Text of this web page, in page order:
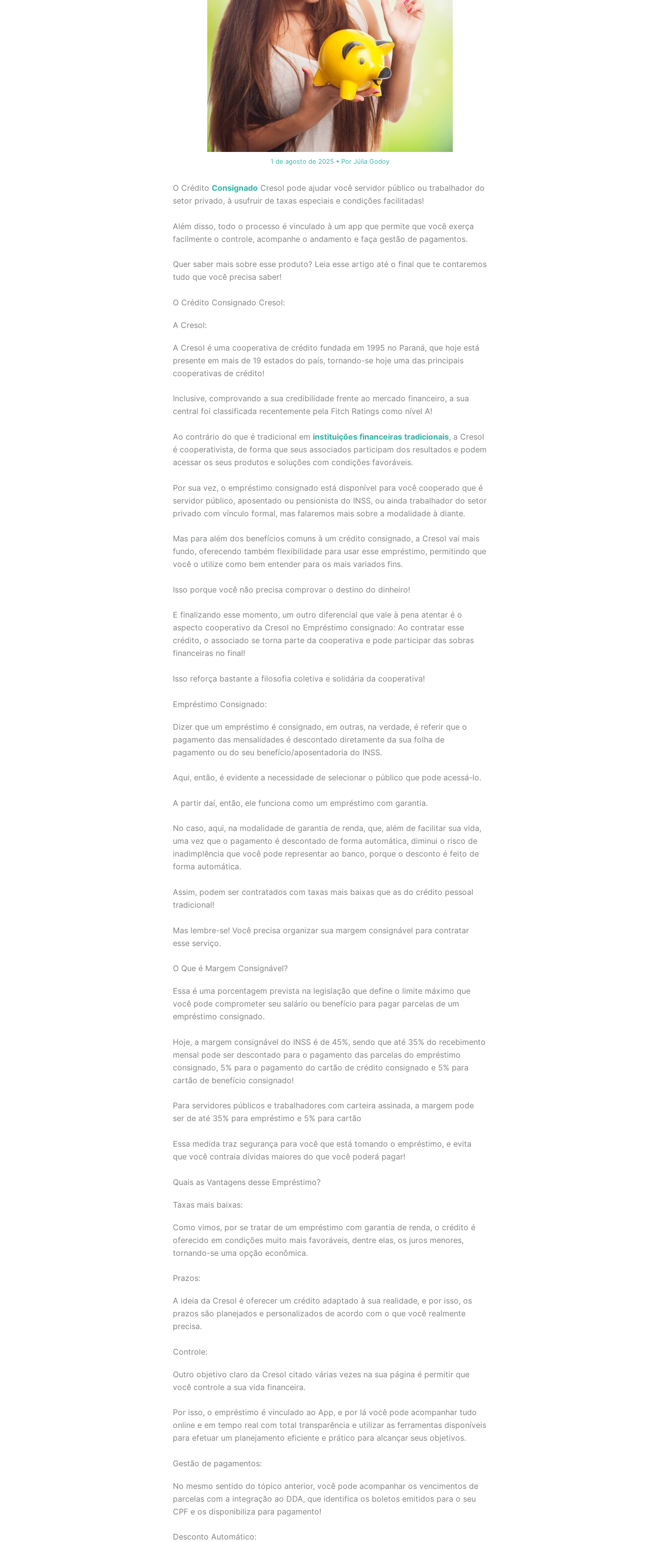
1 de agosto de 2025 • Por Júlia Godoy
O Crédito Consignado Cresol pode ajudar você servidor público ou trabalhador do
setor privado, à usufruir de taxas especiais e condições facilitadas!
Além disso, todo o processo é vinculado à um app que permite que você exerça
facilmente o controle, acompanhe o andamento e faça gestão de pagamentos.
Quer saber mais sobre esse produto? Leia esse artigo até o final que te contaremos
tudo que você precisa saber!
O Crédito Consignado Cresol:
A Cresol:
A Cresol é uma cooperativa de crédito fundada em 1995 no Paraná, que hoje está
presente em mais de 19 estados do país, tornando-se hoje uma das principais
cooperativas de crédito!
Inclusive, comprovando a sua credibilidade frente ao mercado financeiro, a sua
central foi classificada recentemente pela Fitch Ratings como nível A!
Ao contrário do que é tradicional em instituições financeiras tradicionais, a Cresol
é cooperativista, de forma que seus associados participam dos resultados e podem
acessar os seus produtos e soluções com condições favoráveis.
Por sua vez, o empréstimo consignado está disponível para você cooperado que é
servidor público, aposentado ou pensionista do INSS, ou ainda trabalhador do setor
privado com vínculo formal, mas falaremos mais sobre a modalidade à diante.
Mas para além dos benefícios comuns à um crédito consignado, a Cresol vai mais
fundo, oferecendo também flexibilidade para usar esse empréstimo, permitindo que
você o utilize como bem entender para os mais variados fins.
Isso porque você não precisa comprovar o destino do dinheiro!
E finalizando esse momento, um outro diferencial que vale à pena atentar é o
aspecto cooperativo da Cresol no Empréstimo consignado: Ao contratar esse
crédito, o associado se torna parte da cooperativa e pode participar das sobras
financeiras no final!
Isso reforça bastante a filosofia coletiva e solidária da cooperativa!
Empréstimo Consignado:
Dizer que um empréstimo é consignado, em outras, na verdade, é referir que o
pagamento das mensalidades é descontado diretamente da sua folha de
pagamento ou do seu benefício/aposentadoria do INSS.
Aqui, então, é evidente a necessidade de selecionar o público que pode acessá-lo.
A partir daí, então, ele funciona como um empréstimo com garantia.
No caso, aqui, na modalidade de garantia de renda, que, além de facilitar sua vida,
uma vez que o pagamento é descontado de forma automática, diminui o risco de
inadimplência que você pode representar ao banco, porque o desconto é feito de
forma automática.
Assim, podem ser contratados com taxas mais baixas que as do crédito pessoal
tradicional!
Mas lembre-se! Você precisa organizar sua margem consignável para contratar
esse serviço.
O Que é Margem Consignável?
Essa é uma porcentagem prevista na legislação que define o limite máximo que
você pode comprometer seu salário ou benefício para pagar parcelas de um
empréstimo consignado.
Hoje, a margem consignável do INSS é de 45%, sendo que até 35% do recebimento
mensal pode ser descontado para o pagamento das parcelas do empréstimo
consignado, 5% para o pagamento do cartão de crédito consignado e 5% para
cartão de benefício consignado!
Para servidores públicos e trabalhadores com carteira assinada, a margem pode
ser de até 35% para empréstimo e 5% para cartão
Essa medida traz segurança para você que está tomando o empréstimo, e evita
que você contraia dívidas maiores do que você poderá pagar!
Quais as Vantagens desse Empréstimo?
Taxas mais baixas:
Como vimos, por se tratar de um empréstimo com garantia de renda, o crédito é
oferecido em condições muito mais favoráveis, dentre elas, os juros menores,
tornando-se uma opção econômica.
Prazos:
A ideia da Cresol é oferecer um crédito adaptado à sua realidade, e por isso, os
prazos são planejados e personalizados de acordo com o que você realmente
precisa.
Controle:
Outro objetivo claro da Cresol citado várias vezes na sua página é permitir que
você controle a sua vida financeira.
Por isso, o empréstimo é vinculado ao App, e por lá você pode acompanhar tudo
online e em tempo real com total transparência e utilizar as ferramentas disponíveis
para efetuar um planejamento eficiente e prático para alcançar seus objetivos.
Gestão de pagamentos:
No mesmo sentido do tópico anterior, você pode acompanhar os vencimentos de
parcelas com a integração ao DDA, que identifica os boletos emitidos para o seu
CPF e os disponibiliza para pagamento!
Desconto Automático: